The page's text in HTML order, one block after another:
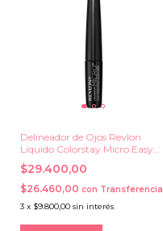
Delineador de Ojos Revlon
Liquido Colorstay Micro Easy
Precision
$29.400,00
$26.460,00 con Transferencia
3 x $9.800,00 sin interés